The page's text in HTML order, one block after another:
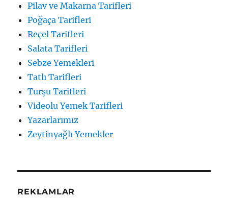
Pilav ve Makarna Tarifleri
Poğaça Tarifleri
Reçel Tarifleri
Salata Tarifleri
Sebze Yemekleri
Tatlı Tarifleri
Turşu Tarifleri
Videolu Yemek Tarifleri
Yazarlarımız
Zeytinyağlı Yemekler
REKLAMLAR